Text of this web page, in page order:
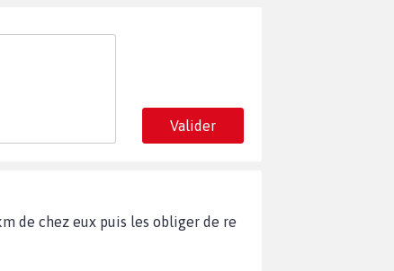
Valider
de chez eux puis les obliger de re